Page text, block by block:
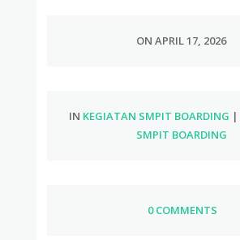
ON APRIL 17, 2026
IN KEGIATAN SMPIT BOARDING |
SMPIT BOARDING
0 COMMENTS